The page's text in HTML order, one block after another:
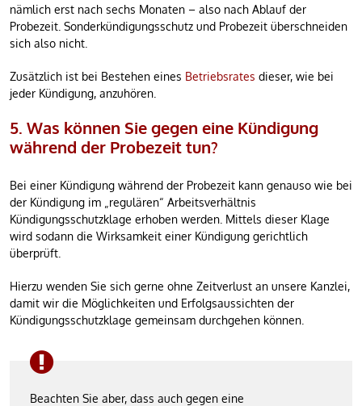
nämlich erst nach sechs Monaten – also nach Ablauf der
Probezeit. Sonderkündigungsschutz und Probezeit überschneiden
sich also nicht.
Zusätzlich ist bei Bestehen eines Betriebsrates dieser, wie bei
jeder Kündigung, anzuhören.
5. Was können Sie gegen eine Kündigung
während der Probezeit tun?
Bei einer Kündigung während der Probezeit kann genauso wie bei
der Kündigung im „regulären“ Arbeitsverhältnis
Kündigungsschutzklage erhoben werden. Mittels dieser Klage
wird sodann die Wirksamkeit einer Kündigung gerichtlich
überprüft.
Hierzu wenden Sie sich gerne ohne Zeitverlust an unsere Kanzlei,
damit wir die Möglichkeiten und Erfolgsaussichten der
Kündigungsschutzklage gemeinsam durchgehen können.
Beachten Sie aber, dass auch gegen eine